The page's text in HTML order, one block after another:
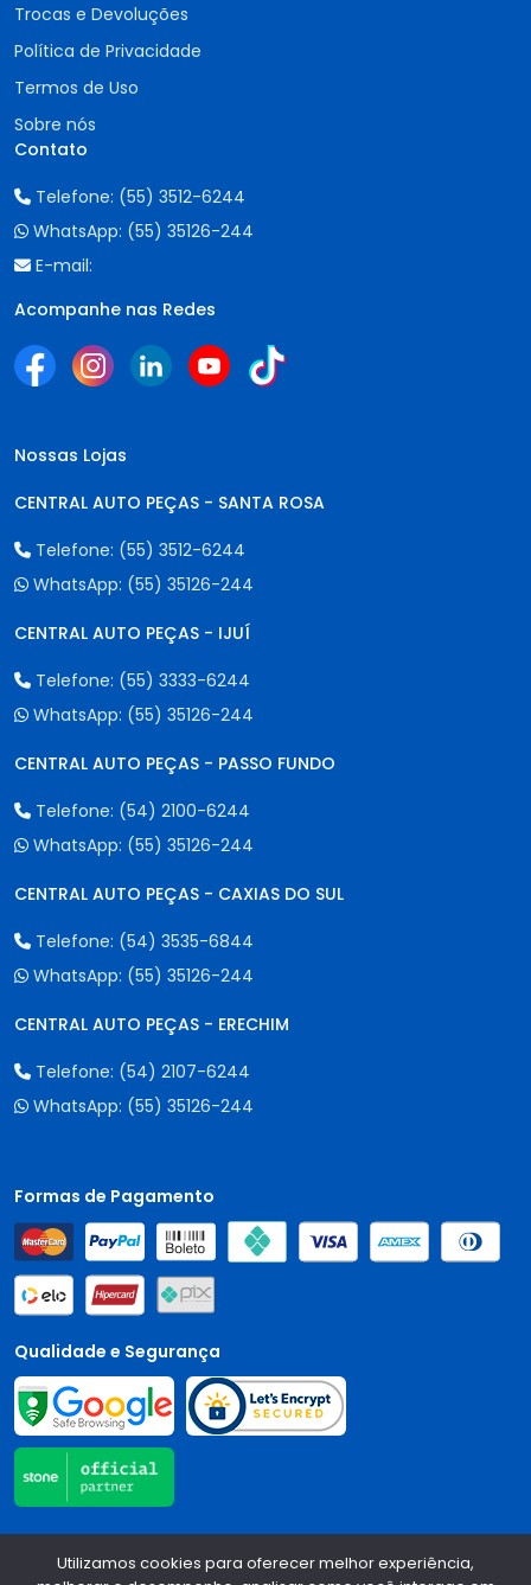
Trocas e Devoluções
Política de Privacidade
Termos de Uso
Sobre nós
Contato
Telefone: (55) 3512-6244
WhatsApp: (55) 35126-244
E-mail:
Acompanhe nas Redes
Nossas Lojas
CENTRAL AUTO PEÇAS - SANTA ROSA
Telefone: (55) 3512-6244
WhatsApp: (55) 35126-244
CENTRAL AUTO PEÇAS - IJUÍ
Telefone: (55) 3333-6244
WhatsApp: (55) 35126-244
CENTRAL AUTO PEÇAS - PASSO FUNDO
Telefone: (54) 2100-6244
WhatsApp: (55) 35126-244
CENTRAL AUTO PEÇAS - CAXIAS DO SUL
Telefone: (54) 3535-6844
WhatsApp: (55) 35126-244
CENTRAL AUTO PEÇAS - ERECHIM
Telefone: (54) 2107-6244
WhatsApp: (55) 35126-244
Formas de Pagamento
Qualidade e Segurança
Central Auto Peças - CNPJ: 90.196.999/0001-89
Todos os
direitos reservados.2026
Utilizamos cookies para oferecer melhor experiência,